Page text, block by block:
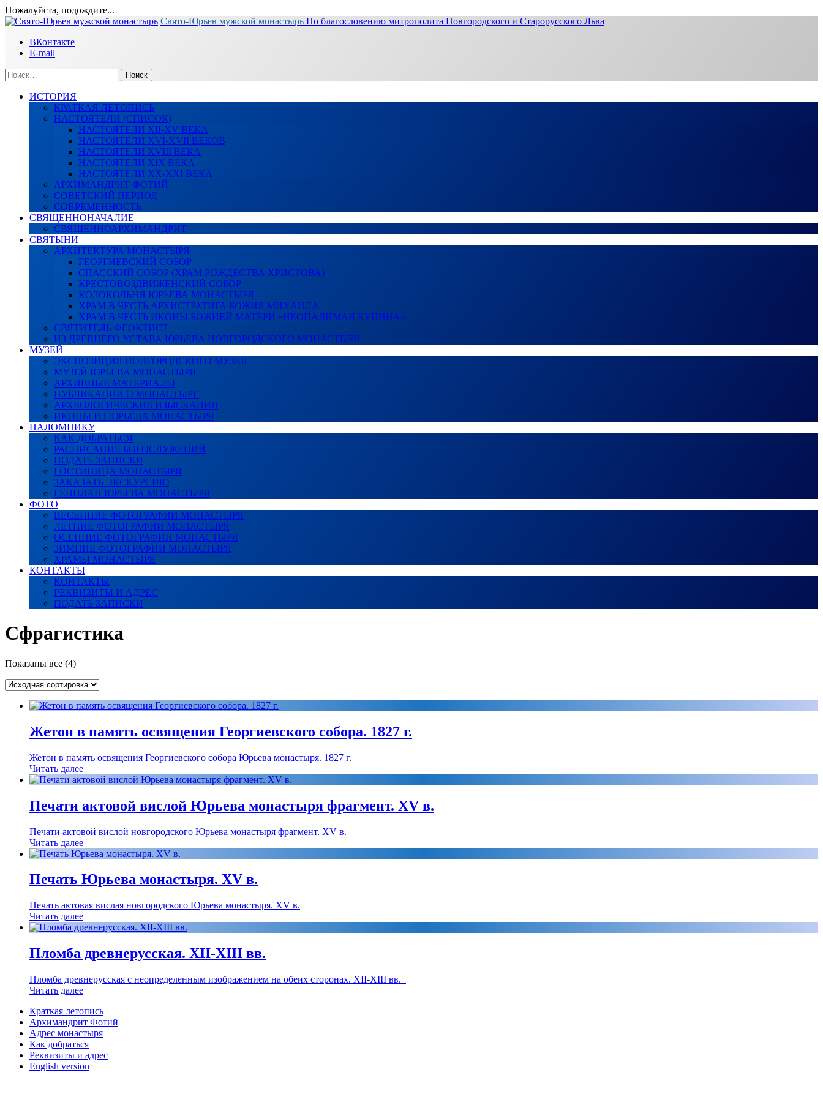
Пожалуйста, подождите...
Перейти
содержимому
Свято-Юрьев мужской монастырь По благословению митрополита Новгородского и Старорусского Льва
ВКонтакте
E-mail
Найти:
ИСТОРИЯ
КРАТКАЯ ЛЕТОПИСЬ
НАСТОЯТЕЛИ (СПИСОК)
НАСТОЯТЕЛИ XII-XV ВЕКА
НАСТОЯТЕЛИ XVI-XVII ВЕКОВ
НАСТОЯТЕЛИ XVIII ВЕКА
НАСТОЯТЕЛИ XIX ВЕКА
НАСТОЯТЕЛИ XX-XXI ВЕКА
АРХИМАНДРИТ ФОТИЙ
СОВЕТСКИЙ ПЕРИОД
СОВРЕМЕННОСТЬ
СВЯЩЕННОНАЧАЛИЕ
СВЯЩЕННОАРХИМАНДРИТ
СВЯТЫНИ
АРХИТЕКТУРА МОНАСТЫРЯ
ГЕОРГИЕВСКИЙ СОБОР
СПАССКИЙ СОБОР (ХРАМ РОЖДЕСТВА ХРИСТОВА)
КРЕСТОВОЗДВИЖЕНСКИЙ СОБОР
КОЛОКОЛЬНЯ ЮРЬЕВА МОНАСТЫРЯ
ХРАМ В ЧЕСТЬ АРХИСТРАТИГА БОЖИЯ МИХАИЛА
ХРАМ В ЧЕСТЬ ИКОНЫ БОЖИЕЙ МАТЕРИ «НЕОПАЛИМАЯ КУПИНА»
СВЯТИТЕЛЬ ФЕОКТИСТ
ИЗ ДРЕВНЕГО УСТАВА ЮРЬЕВА НОВГОРОДСКОГО МОНАСТЫРЯ
МУЗЕЙ
ЭКСПОЗИЦИЯ НОВГОРОДСКОГО МУЗЕЯ
МУЗЕЙ ЮРЬЕВА МОНАСТЫРЯ
АРХИВНЫЕ МАТЕРИАЛЫ
ПУБЛИКАЦИИ О МОНАСТЫРЕ
АРХЕОЛОГИЧЕСКИЕ ИЗЫСКАНИЯ
ИКОНЫ ИЗ ЮРЬЕВА МОНАСТЫРЯ
ПАЛОМНИКУ
КАК ДОБРАТЬСЯ
РАСПИСАНИЕ БОГОСЛУЖЕНИЙ
ПОДАТЬ ЗАПИСКИ
ГОСТИНИЦА МОНАСТЫРЯ
ЗАКАЗАТЬ ЭКСКУРСИЮ
ГЕНПЛАН ЮРЬЕВА МОНАСТЫРЯ
ФОТО
ВЕСЕННИЕ ФОТОГРАФИИ МОНАСТЫРЯ
ЛЕТНИЕ ФОТОГРАФИИ МОНАСТЫРЯ
ОСЕННИЕ ФОТОГРАФИИ МОНАСТЫРЯ
ЗИМНИЕ ФОТОГРАФИИ МОНАСТЫРЯ
ХРАМЫ МОНАСТЫРЯ
КОНТАКТЫ
КОНТАКТЫ
РЕКВИЗИТЫ И АДРЕС
ПОДАТЬ ЗАПИСКИ
Сфрагистика
Показаны все (4)
Жетон в память освящения Георгиевского собора. 1827 г.
Жетон в память освящения Георгиевского собора Юрьева монастыря. 1827 г.
Читать далее
Печати актовой вислой Юрьева монастыря фрагмент. XV в.
Печати актовой вислой новгородского Юрьева монастыря фрагмент. XV в.
Читать далее
Печать Юрьева монастыря. XV в.
Печать актовая вислая новгородского Юрьева монастыря. XV в.
Читать далее
Пломба древнерусская. XII-XIII вв.
Пломба древнерусская с неопределенным изображением на обеих сторонах. XII-XIII вв.
Читать далее
Краткая летопись
Архимандрит Фотий
Адрес монастыря
Как добраться
Реквизиты и адрес
English version